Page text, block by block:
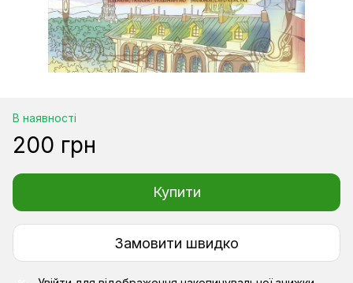
В наявності
200 грн
Купити
Замовити швидко